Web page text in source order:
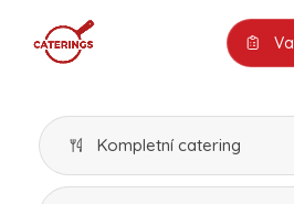
Kompletní catering